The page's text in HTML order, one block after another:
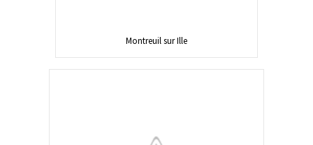
Montreuil sur Ille